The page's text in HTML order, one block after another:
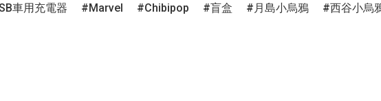
車用充電器 Marvel Chibipop 盲盒 月島小烏鴉 西谷小烏